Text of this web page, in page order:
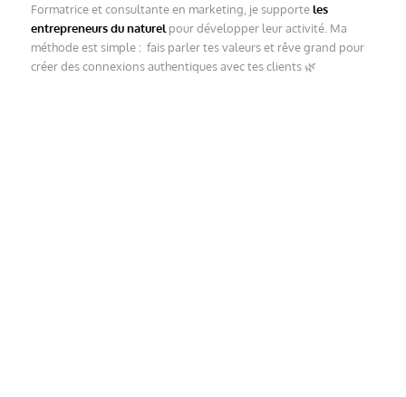
Formatrice et consultante en marketing, je supporteles
entrepreneurs du naturel pour développer leur activité. Ma
méthode est simple : fais parler tes valeurs et rêve grand pour
créer des connexions authentiques avec tes clients 🌿